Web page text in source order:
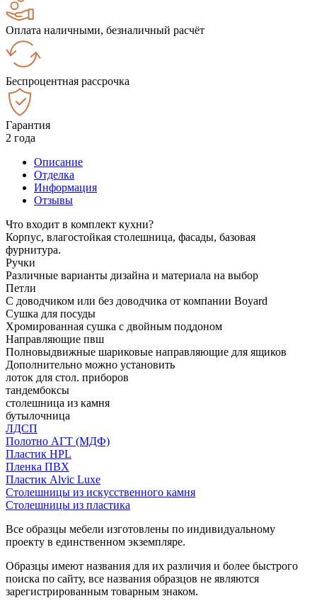
Оплата наличными, безналичный расчёт
Беспроцентная рассрочка
Гарантия
2 года
Описание
Отделка
Информация
Отзывы
Что входит в комплект кухни?
Корпус, влагостойкая столешница, фасады, базовая
фурнитура.
Ручки
Различные варианты дизайна и материала на выбор
Петли
С доводчиком или без доводчика от компании Boyard
Сушка для посуды
Хромированная сушка с двойным поддоном
Направляющие пвш
Полновыдвижные шариковые направляющие для ящиков
Дополнительно можно установить
лоток для стол. приборов
тандембоксы
столешница из камня
бутылочница
ЛДСП
Полотно АГТ (МДФ)
Пластик HPL
Пленка ПВХ
Пластик Alvic Luxe
Столешницы из искусственного камня
Столешницы из пластика
Все образцы мебели изготовлены по индивидуальному
проекту в единственном экземпляре.
Образцы имеют названия для их различия и более быстрого
поиска по сайту, все названия образцов не являются
зарегистрированным товарным знаком.